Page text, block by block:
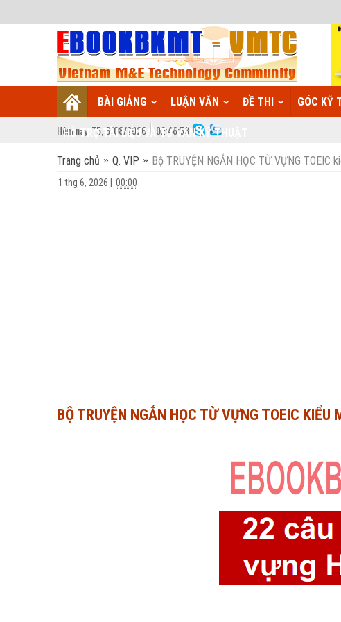
BÀI GIẢNG LUẬN VĂN ĐỀ THI GÓC KỸ
HỖ TRỢ TÀI LIỆU VÀ TƯ VẤN KỸ THUẬT
Hôm nay: T5, 6/08/2026 02:46:53
Trang chủ Q. VIP Bộ TRUYỆN NGẮN HỌC TỪ VỰNG TOEIC
1 thg 6, 2026 00:00
BỘ TRUYỆN NGẮN HỌC TỪ VỰNG TOEIC KIỂU